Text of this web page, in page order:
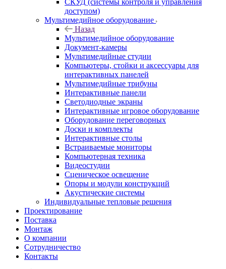
СКУД (системы контроля и управления
доступом)
Мультимедийное оборудование
Назад
Мультимедийное оборудование
Документ-камеры
Мультимедийные студии
Компьютеры, стойки и аксессуары для
интерактивных панелей
Мультимедийные трибуны
Интерактивные панели
Светодиодные экраны
Интерактивные игровое оборудование
Оборудование переговорных
Доски и комплекты
Интерактивные столы
Встраиваемые мониторы
Компьютерная техника
Видеостудии
Cценическое освещение
Опоры и модули конструкций
Акустические системы
Индивидуальные тепловые решения
Проектирование
Поставка
Монтаж
О компании
Сотрудничество
Контакты